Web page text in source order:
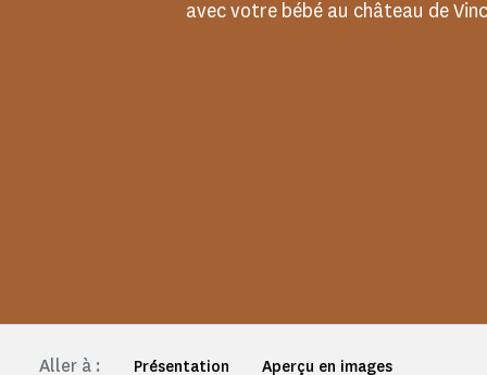
avec votre bébé au château de
Aller à : Présentation Aperçu en images